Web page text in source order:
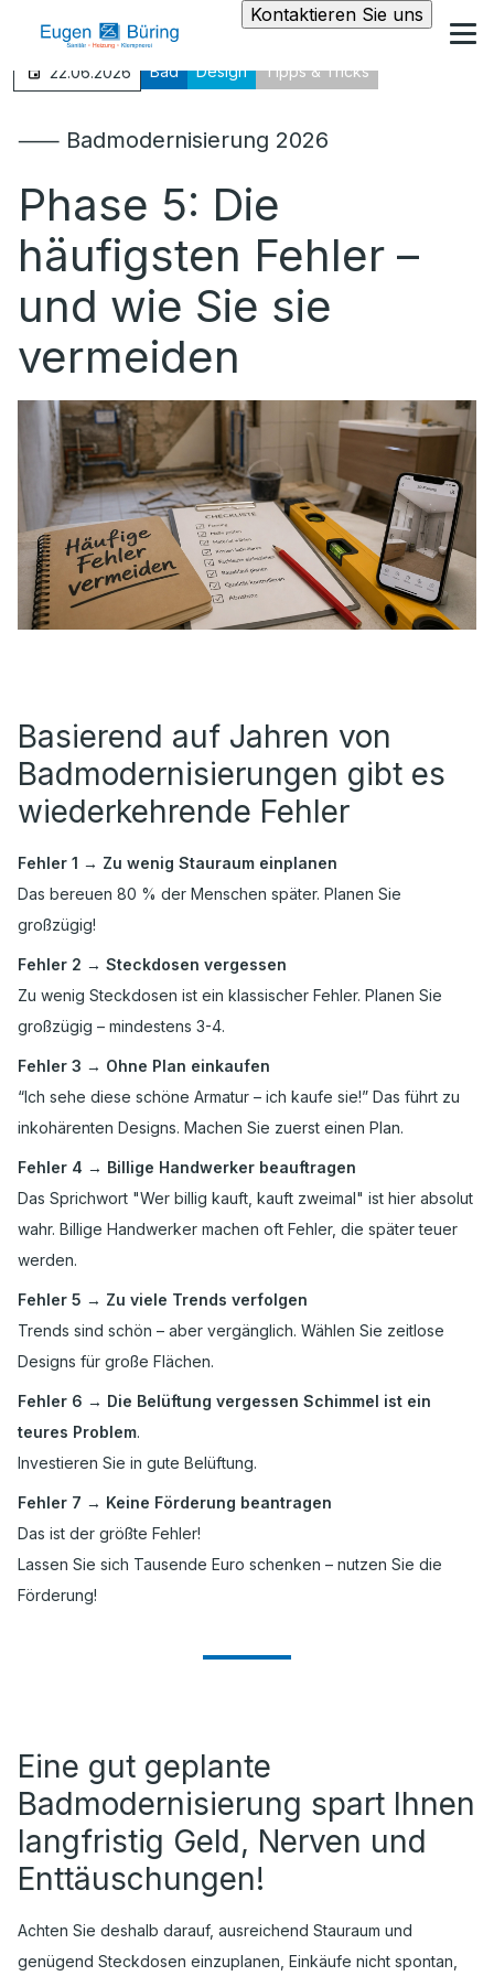
Kontaktieren Sie uns
22.06.2026 Bad Design Tipps & Tricks
⸺ Badmodernisierung 2026
Phase 5: Die
häufigsten Fehler –
und wie Sie sie
vermeiden
Basierend auf Jahren von
Badmodernisierungen gibt es
wiederkehrende Fehler
Fehler 1 → Zu wenig Stauraum einplanen
Das bereuen 80 % der Menschen später. Planen Sie
großzügig!
Fehler 2 → Steckdosen vergessen
Zu wenig Steckdosen ist ein klassischer Fehler. Planen Sie
großzügig – mindestens 3-4.
Fehler 3 → Ohne Plan einkaufen
“Ich sehe diese schöne Armatur – ich kaufe sie!” Das führt zu
inkohärenten Designs. Machen Sie zuerst einen Plan.
Fehler 4 → Billige Handwerker beauftragen
Das Sprichwort "Wer billig kauft, kauft zweimal" ist hier absolut
wahr. Billige Handwerker machen oft Fehler, die später teuer
werden.
Fehler 5 → Zu viele Trends verfolgen
Trends sind schön – aber vergänglich. Wählen Sie zeitlose
Designs für große Flächen.
Fehler 6 → Die Belüftung vergessen Schimmel ist ein
teures Problem.
Investieren Sie in gute Belüftung.
Fehler 7 → Keine Förderung beantragen
Das ist der größte Fehler!
Lassen Sie sich Tausende Euro schenken – nutzen Sie die
Förderung!
Eine gut geplante
Badmodernisierung spart Ihnen
langfristig Geld, Nerven und
Enttäuschungen!
Achten Sie deshalb darauf, ausreichend Stauraum und
genügend Steckdosen einzuplanen, Einkäufe nicht spontan,